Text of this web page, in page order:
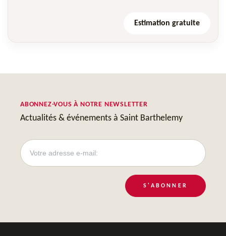
Estimation gratuite
ABONNEZ-VOUS À NOTRE NEWSLETTER
Actualités & événements à Saint Barthelemy
S'ABONNER